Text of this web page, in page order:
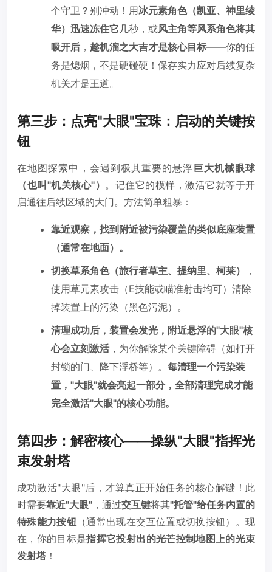
个守卫？别冲动！用冰元素角色（凯亚、神里绫
华）迅速冻住它 几秒，或风主角等风系角色将其
吸开后 ， 趁机溜之大吉才是核心目标——你的任
务是熄烟，不是硬碰硬！保存实力应对后续复杂
机关才是王道。
第三步：点亮"大眼"宝珠：启动的关键按
钮
在地图探索中，会遇到极其重要的悬浮巨大机械眼球
（也叫"机关核心"） 。记住它的模样，激活它就等于开
启通往后续区域的大门。方法简单粗暴：
靠近观察，找到附近被污染覆盖的类似底座装置
（通常在地面）。
切换草系角色（旅行者草主、提纳里、柯莱）
，
使用草元素攻击（E技能或瞄准射击均可）清除
掉装置上的污染（黑色污泥）。
清理成功后，装置会发光，附近悬浮的"大眼"核
心会立刻激活 ，为你解除某个关键障碍（如打开
封锁的门、降下浮桥等）。 每清理一个污染装
置，"大眼"就会亮起一部分，全部清理完成才能
完全激活"大眼"的核心功能。
第四步：解密核心——操纵"大眼"指挥光
束发射塔
成功激活"大眼"后，才算真正开始任务的核心解谜！此
时需要靠近"大眼" ，通过交互键将其"托管"给任务内置的
特殊能力按钮 （通常出现在交互位置或切换按钮）。现
在，你的目标是指挥它投射出的光芒控制地图上的光束
发射塔 ！